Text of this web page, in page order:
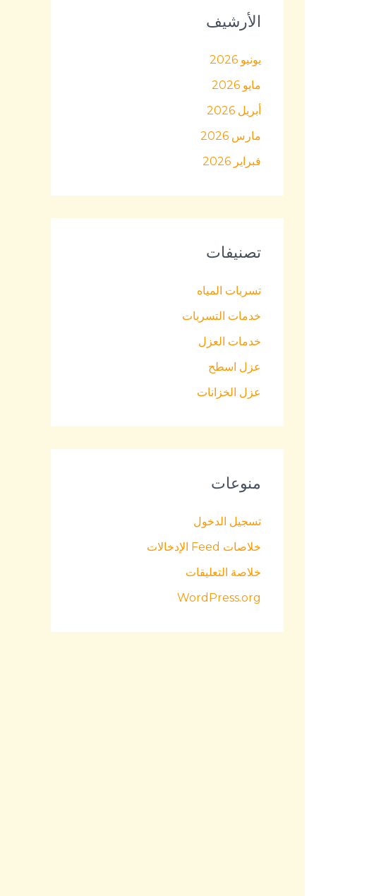
الأرشيف
يونيو 2026
مايو 2026
أبريل 2026
مارس 2026
فبراير 2026
تصنيفات
تسربات المياه
خدمات التسربات
خدمات العزل
عزل اسطح
عزل الخزانات
منوعات
تسجيل الدخول
خلاصات Feed الإدخالات
خلاصة التعليقات
WordPress.org